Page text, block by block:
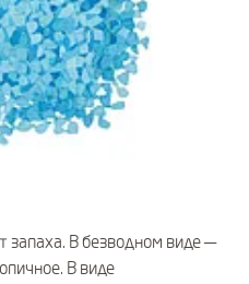
запаха. В безводном виде —
В виде